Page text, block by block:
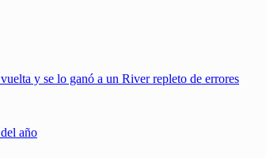
y se lo ganó a un River repleto de errores
año